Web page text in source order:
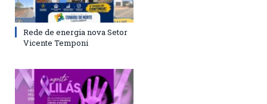
Rede de energia nova Setor
Vicente Temponi